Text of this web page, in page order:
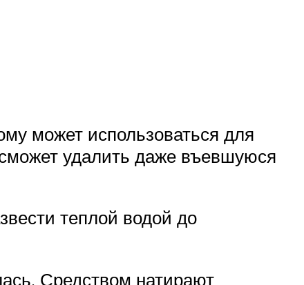
может использоваться для
сможет удалить даже въевшуюся
теплой водой до
Средством натирают